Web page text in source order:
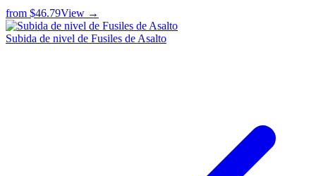
from $46.79View →
Subida de nivel de Fusiles de Asalto